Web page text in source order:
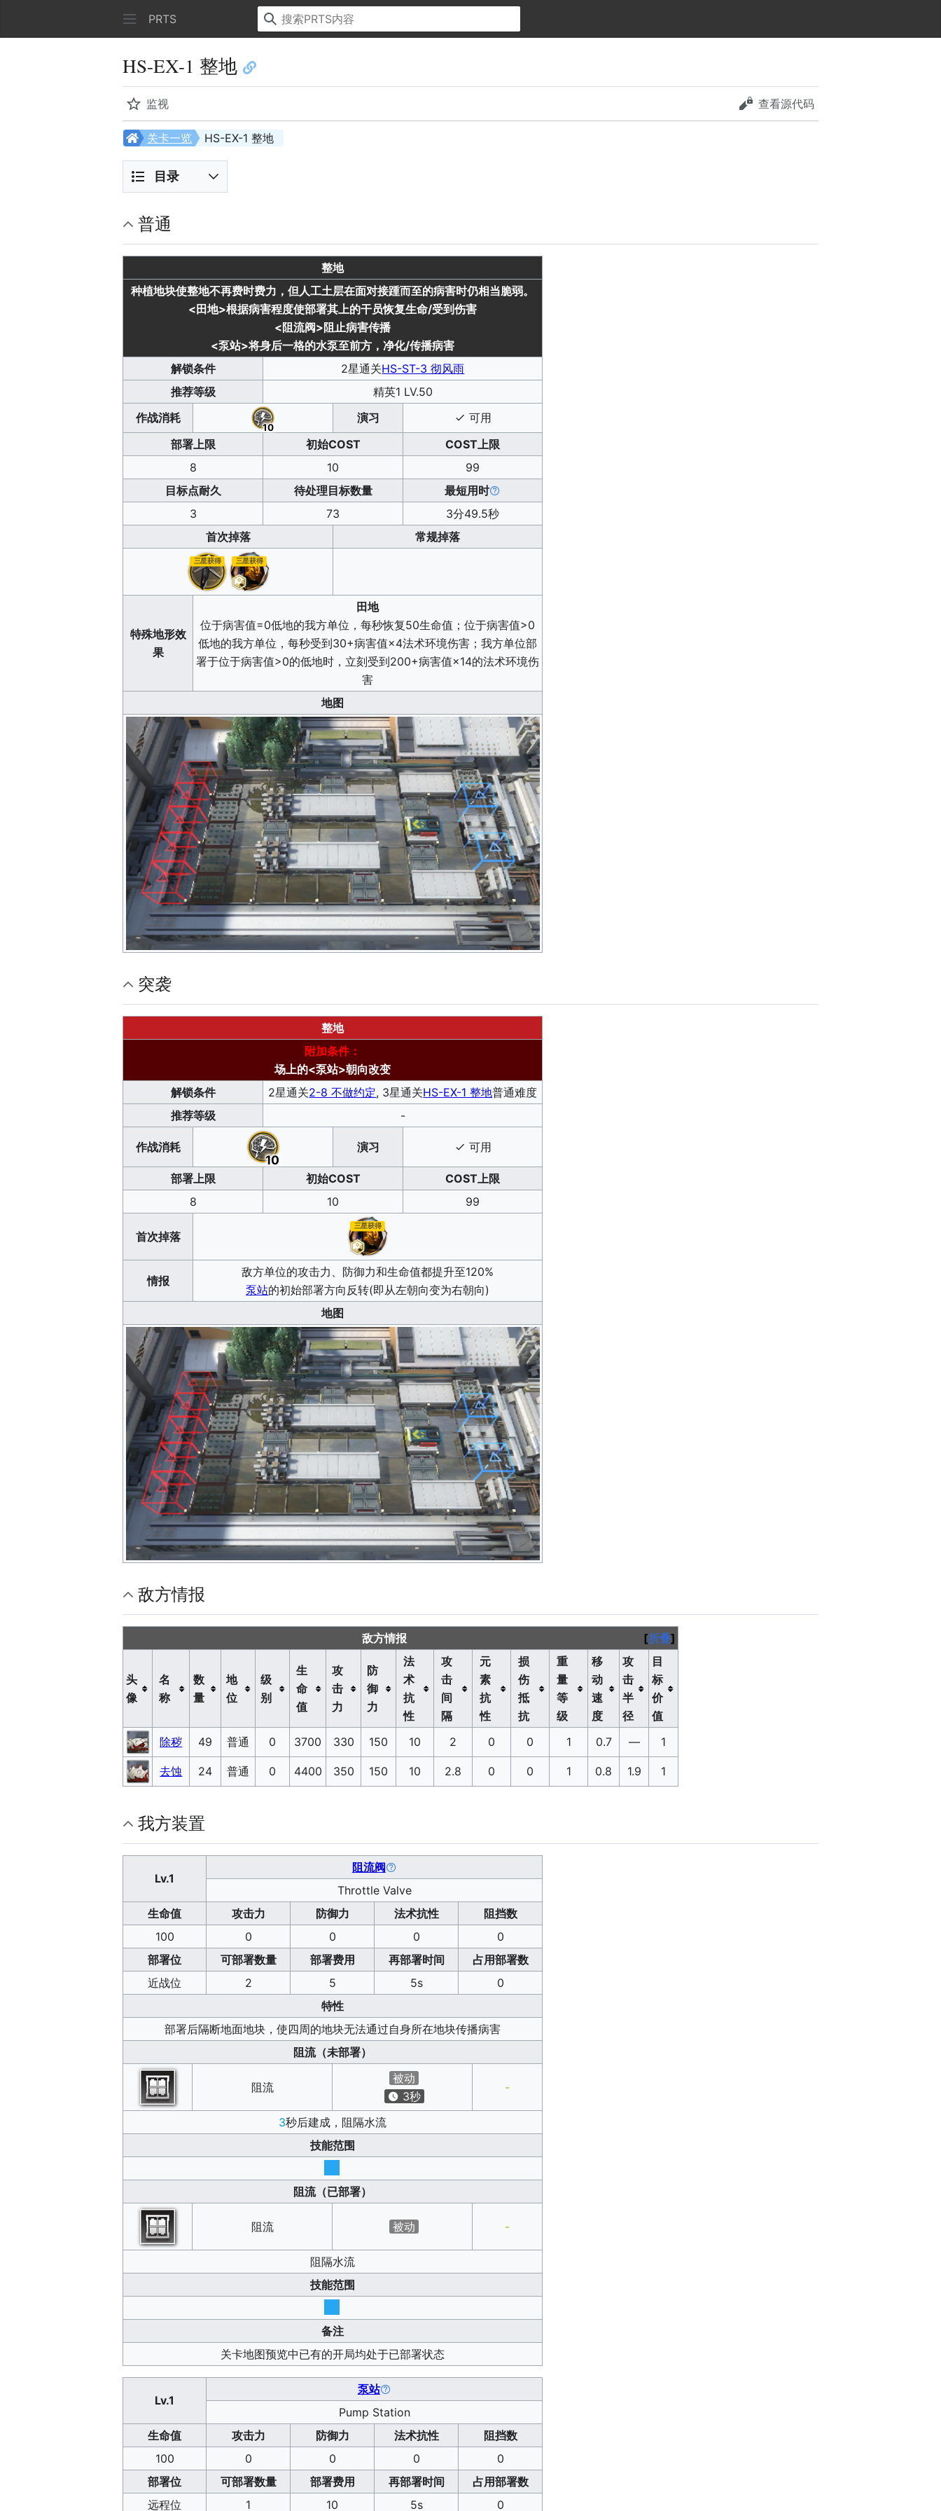
PRTS
HS-EX-1 整地
监视 查看源代码
HS-EX-1 整地
关卡一览
目录
普通
整地
种植地块使整地不再费时费力，但人工土层在面对接踵而至的病害时仍相当脆弱。
<田地>根据病害程度使部署其上的干员恢复生命/受到伤害
<阻流阀>阻止病害传播
<泵站>将身后一格的水泵至前方，净化/传播病害
解锁条件
2星通关HS-ST-3 彻风雨
推荐等级
精英1 LV.50
作战消耗
10
演习
可用
部署上限
初始COST
COST上限
8
10
99
目标点耐久
待处理目标数量
最短用时
3
73
3分49.5秒
首次掉落
常规掉落
三星获得 三星获得
特殊地形效
果
田地
位于病害值=0低地的我方单位，每秒恢复50生命值；位于病害值>0
低地的我方单位，每秒受到30+病害值×4法术环境伤害；我方单位部
署于位于病害值>0的低地时，立刻受到200+病害值×14的法术环境伤
害
地图
突袭
整地
附加条件：
场上的<泵站>朝向改变
解锁条件
2星通关2-8 不做约定, 3星通关HS-EX-1 整地普通难度
推荐等级
-
作战消耗
10
演习 可用
部署上限 初始COST
COST上限
8
10 99
首次掉落
三星获得
情报
敌方单位的攻击力、防御力和生命值都提升至120%
泵站的初始部署方向反转(即从左朝向变为右朝向)
地图
敌方情报
折叠
敌方情报
头
像
名
称
数
量
地
位
级
别
生
命
值
攻
击
力
防
御
力
法
术
抗
性
攻
击
间
隔
元
素
抗
性
损
伤
抵
抗
重
量
等
级
移
动
速
度
攻
击
半
径
目
标
价
值
除秽
49 普通 0 3700 330 150 10 2 0 0 1 0.7 — 1
去蚀 24 普通 0 4400 350 150 10 2.8 0 0 1 0.8 1.9 1
我方装置
Lv.1
阻流阀
Throttle Valve
生命值
攻击力 防御力 法术抗性
阻挡数
100
0 0 0
0
部署位
可部署数量 部署费用 再部署时间
占用部署数
近战位
2 5 5s
0
特性
部署后隔断地面地块，使四周的地块无法通过自身所在地块传播病害
阻流（未部署）
阻流
被动
3秒
-
3秒后建成，阻隔水流
技能范围
阻流（已部署）
阻流 被动 -
阻隔水流
技能范围
备注
关卡地图预览中已有的开局均处于已部署状态
Lv.1
泵站
Pump Station
生命值
攻击力 防御力 法术抗性
阻挡数
100
0 0 0
0
部署位
可部署数量 部署费用 再部署时间
占用部署数
远程位
1 10 5s 0